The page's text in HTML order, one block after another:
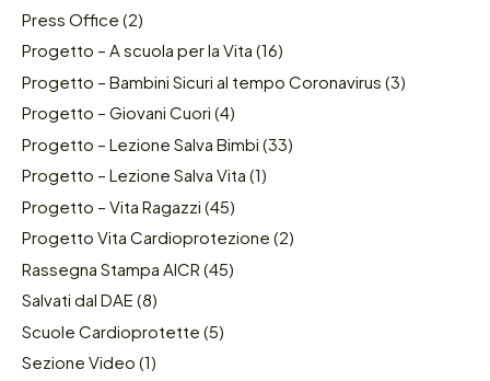
Press Office (2)
Progetto – A scuola per la Vita (16)
Progetto – Bambini Sicuri al tempo Coronavirus (3)
Progetto – Giovani Cuori (4)
Progetto – Lezione Salva Bimbi (33)
Progetto – Lezione Salva Vita (1)
Progetto – Vita Ragazzi (45)
Progetto Vita Cardioprotezione (2)
Rassegna Stampa AICR (45)
Salvati dal DAE (8)
Scuole Cardioprotette (5)
Sezione Video (1)